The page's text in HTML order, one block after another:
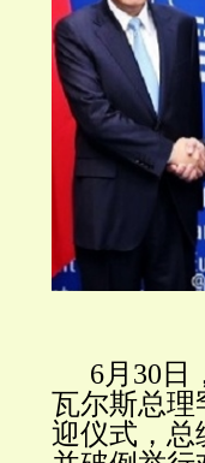
6月30日
瓦尔斯总理
迎仪式，总